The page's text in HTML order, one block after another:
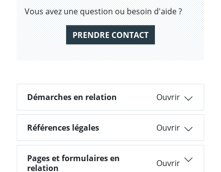
Vous avez une question ou besoin d'aide ?
PRENDRE CONTACT
Démarches en relation
Démarches en relation
Références légales
Références légales
Pages et formulaires en relation
Pages et formulaires en
relation